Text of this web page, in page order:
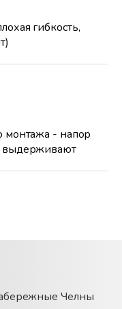
гибкость,
монтажа - напор
выдерживают
Челны